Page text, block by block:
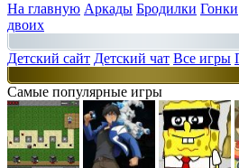
На главную Аркады Бродилки Гонки
двоих
Детский сайт Детский чат Все игры
Самые популярные игры